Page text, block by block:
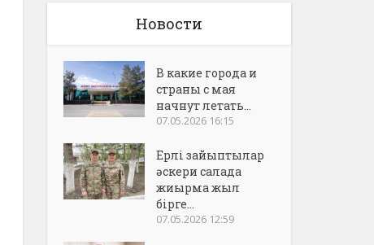
Новости
В какие города и
страны с мая
начнут летать...
07.05.2026 16:15
Ерлі зайыптылар
әскери салада
жиырма жыл
бірге...
07.05.2026 12:59